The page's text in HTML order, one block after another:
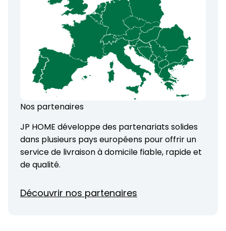
Nos partenaires
JP HOME développe des partenariats solides
dans plusieurs pays européens pour offrir un
service de livraison à domicile fiable, rapide et
de qualité.
Découvrir nos partenaires